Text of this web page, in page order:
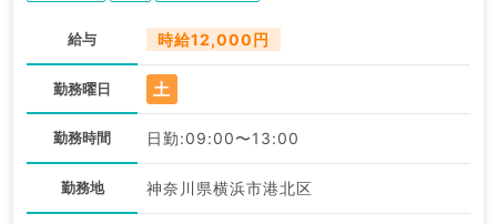
給与 時給12,000円
勤務曜日 土
勤務時間 日勤:09:00〜13:00
勤務地 神奈川県横浜市港北区